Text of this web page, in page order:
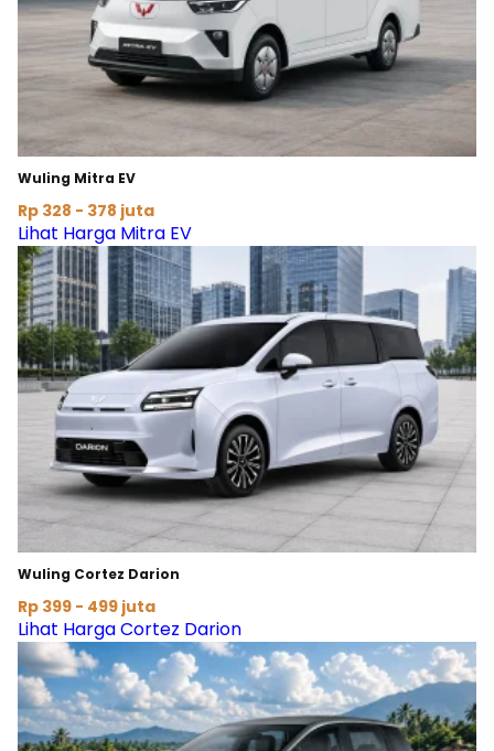
Wuling Mitra EV
Rp 328 - 378 juta
Lihat Harga Mitra EV
Wuling Cortez Darion
Rp 399 - 499 juta
Lihat Harga Cortez Darion